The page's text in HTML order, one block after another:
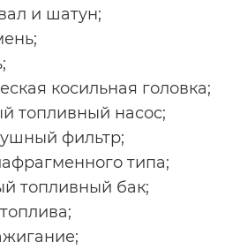
и шатун;
косильная головка;
топливный насос;
фильтр;
типа;
топливный бак;